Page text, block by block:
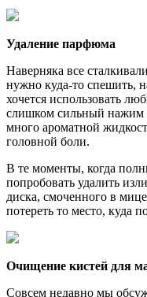
Удаление парфюма
Наверняка все
нужно куда-то спешить,
хочется использовать
слишком сильный нажим
много ароматной
головной боли.
В те моменты, когда
попробовать удалить
диска, смоченного в
потереть то место, куда
Очищение кистей для
Совсем недавно мы